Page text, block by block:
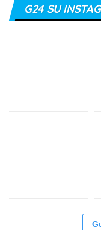
G24 SU